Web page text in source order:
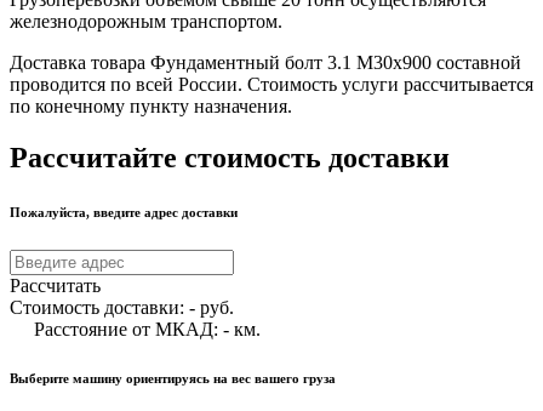
железнодорожным транспортом.
Доставка товара Фундаментный болт 3.1 М30х900 составной
проводится по всей России. Стоимость услуги рассчитывается
по конечному пункту назначения.
Рассчитайте стоимость доставки
Пожалуйста, введите адрес доставки
Рассчитать
Стоимость доставки: - руб.
Расстояние от МКАД: - км.
Выберите машину ориентируясь на вес вашего груза